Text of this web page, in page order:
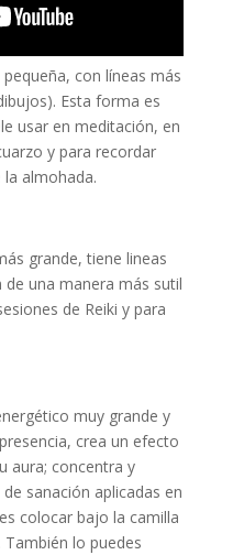
con líneas más
Esta forma es
usar en meditación, en
y para recordar
almohada.
grande, tiene lineas
una manera más sutil
de Reiki y para
muy grande y
crea un efecto
aura; concentra y
sanación aplicadas en
colocar bajo la camilla
También lo puedes